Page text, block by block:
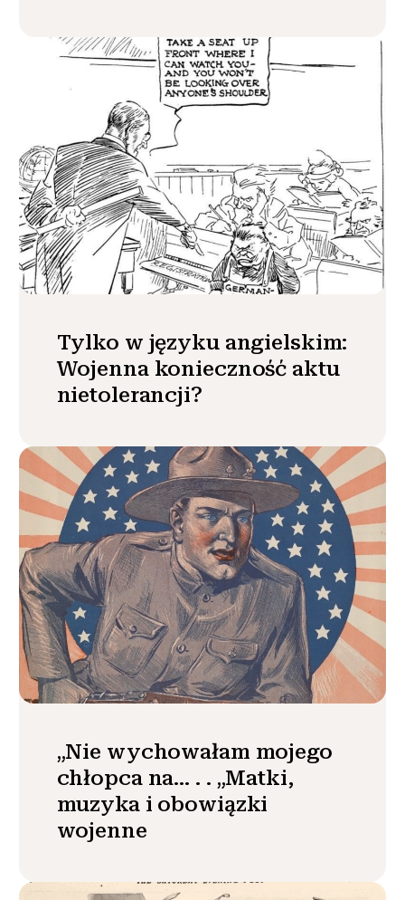
Tylko w języku angielskim:
Wojenna konieczność aktu
nietolerancji?
„Nie wychowałam mojego
chłopca na… . . „Matki,
muzyka i obowiązki
wojenne